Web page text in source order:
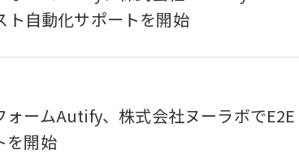
自動化サポートを開始
ォームAutify、株式会社ヌーラボでE2E
を開始